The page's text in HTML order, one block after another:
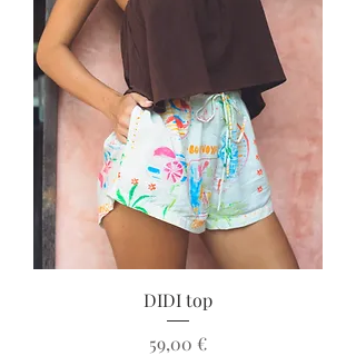
DIDI top
Prix
59,00 €